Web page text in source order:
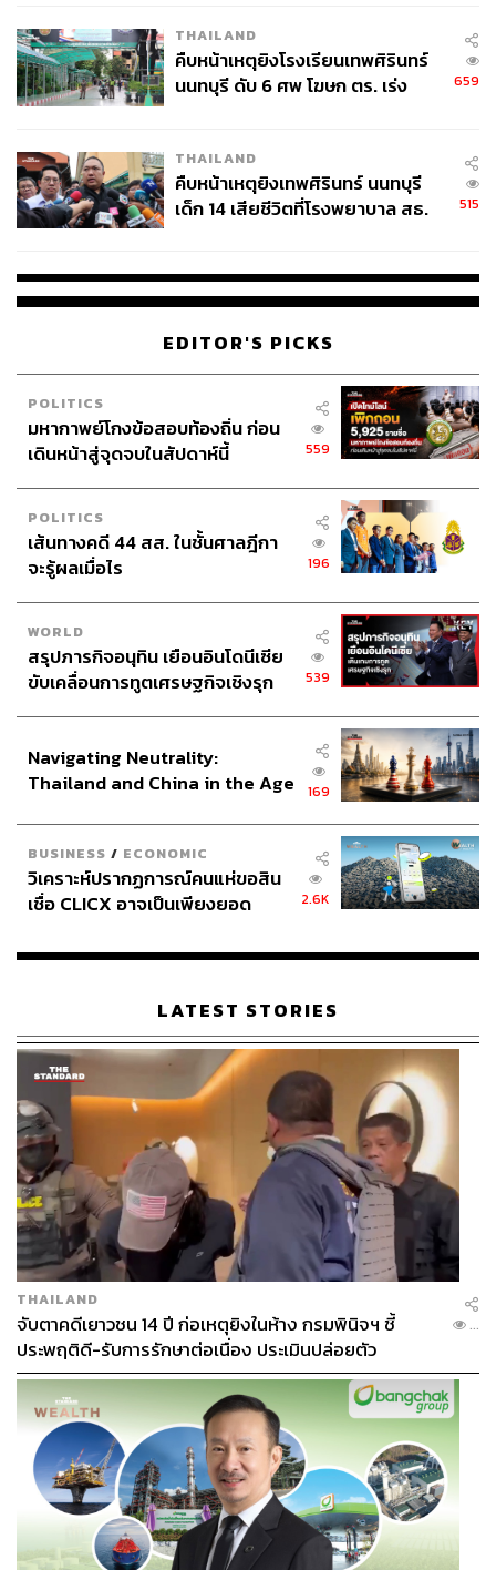
THAILAND
คืบหน้าเหตุยิงโรงเรียนเทพศิรินทร์
นนทบุรี ดับ 6 ศพ โฆษก ตร. เร่ง
659
THAILAND
คืบหน้าเหตุยิงเทพศิรินทร์ นนทบุรี
เด็ก 14 เสียชีวิตที่โรงพยาบาล สธ.
515
EDITOR'S PICKS
POLITICS
มหากาพย์โกงข้อสอบท้องถิ่น ก่อน
เดินหน้าสู่จุดจบในสัปดาห์นี้
559
POLITICS
เส้นทางคดี 44 สส. ในชั้นศาลฎีกา
จะรู้ผลเมื่อไร
196
WORLD
สรุปภารกิจอนุทิน เยือนอินโดนีเซีย
ขับเคลื่อนการทูตเศรษฐกิจเชิงรุก
539
Navigating Neutrality:
Thailand and China in the Age
169
BUSINESS / ECONOMIC
วิเคราะห์ปรากฏการณ์คนแห่ขอสิน
เชื่อ CLICX อาจเป็นเพียงยอด
เรือนไทยที่ถูกซุกไว้
2.6K
LATEST STORIES
THAILAND
จับตาคดีเยาวชน 14 ปี ก่อเหตุยิงในห้าง กรมพินิจฯ ชี้
ประพฤติดี-รับการรักษาต่อเนื่อง ประเมินปล่อยตัว
...